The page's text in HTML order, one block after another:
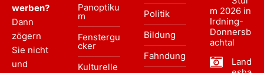
werben?
Dann
zögern
Sie nicht
und
Panoptiku
m
Fenstergu
cker
Kulturelle
Politik
Bildung
Fahndung
m 2026 in
Irdning-
Donnersb
achtal
Land